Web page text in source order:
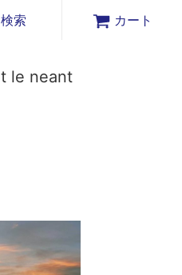
検索 カート